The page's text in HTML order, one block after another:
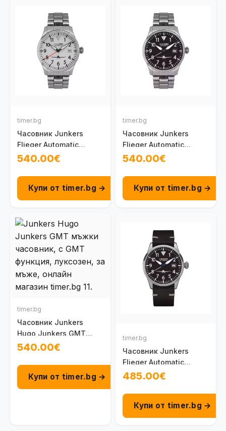
timer.bg
Часовник Junkers
Flieger Automatic
100095801031
540.00€
Купи от timer.bg →
timer.bg
Часовник Junkers
Flieger Automatic
100095801021
540.00€
Купи от timer.bg →
timer.bg
Часовник Junkers
Hugo Junkers GMT
100095804080
540.00€
Купи от timer.bg →
timer.bg
Часовник Junkers
Flieger Automatic
100095801020
485.00€
Купи от timer.bg →